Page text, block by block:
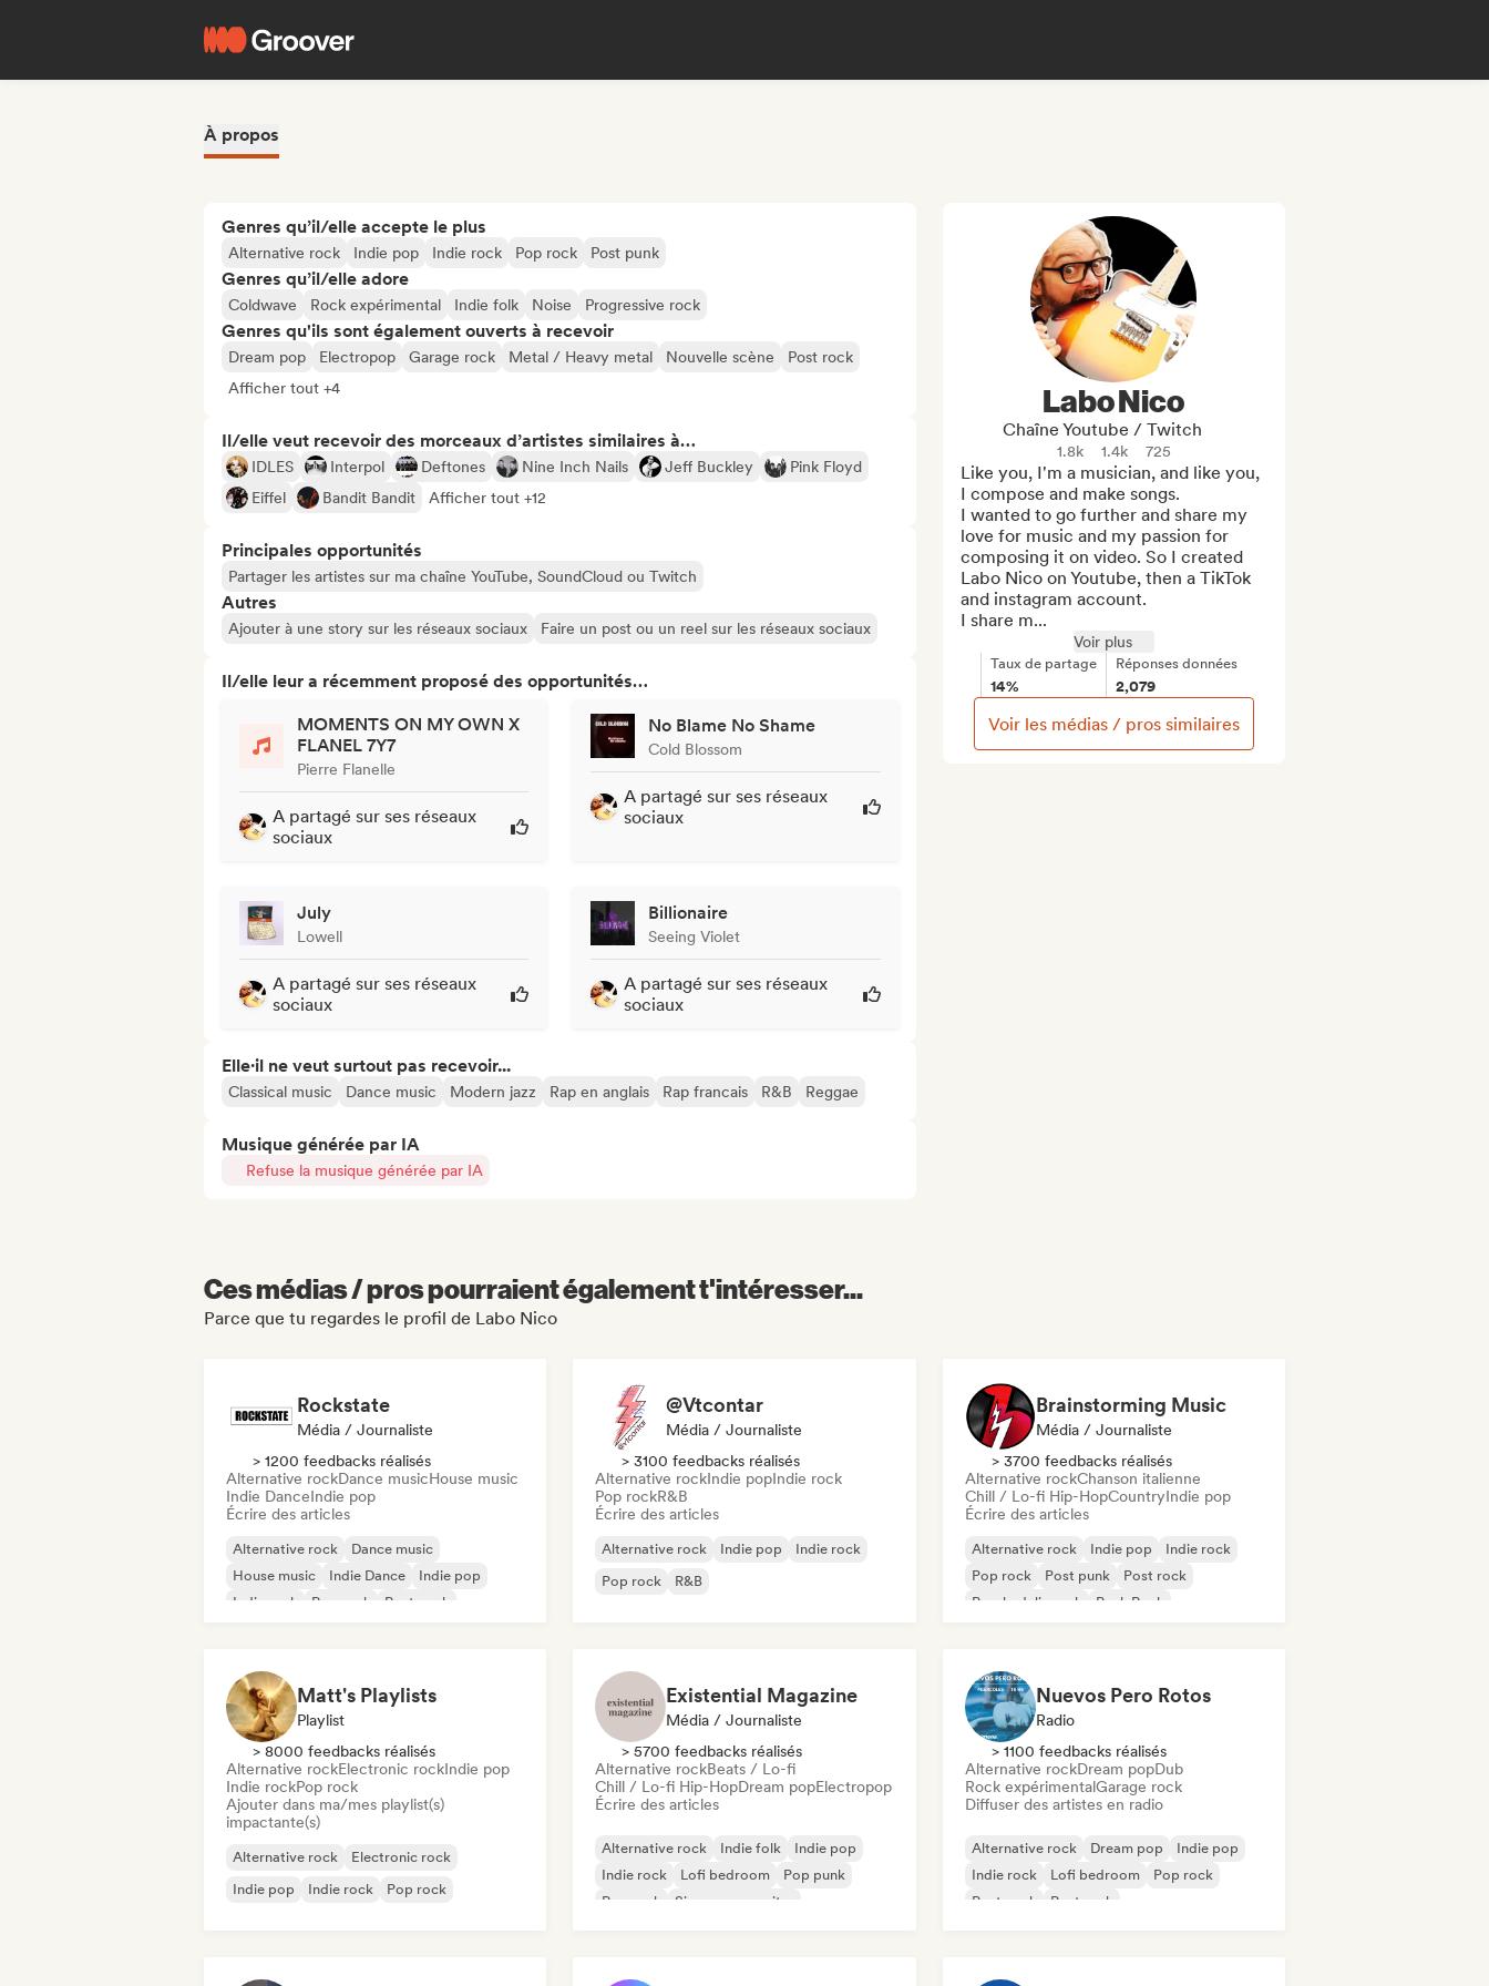
À propos
Genres qu’il/elle accepte le plus
Alternative rock Indie pop Indie rock Pop rock Post punk
Genres qu’il/elle adore
Coldwave Rock expérimental Indie folk Noise Progressive rock
Genres qu'ils sont également ouverts à recevoir
Dream pop Electropop Garage rock Metal / Heavy metal Nouvelle scène
Post rock
Afficher tout +4
Il/elle veut recevoir des morceaux d’artistes similaires à…
IDLES Interpol Deftones Nine Inch Nails Jeff Buckley
Pink Floyd
Eiffel
Bandit Bandit Afficher tout +12
Principales opportunités
Partager les artistes sur ma chaîne YouTube, SoundCloud ou Twitch
Autres
Ajouter à une story sur les réseaux sociaux Faire un post ou un reel sur les réseaux sociaux
Il/elle leur a récemment proposé des opportunités…
MOMENTS ON MY OWN X
FLANEL 7Y7
Pierre Flanelle
A partagé sur ses réseaux
sociaux
No Blame No Shame
Cold Blossom
A partagé sur ses réseaux
sociaux
July
Lowell
A partagé sur ses réseaux
sociaux
Billionaire
Seeing Violet
A partagé sur ses réseaux
sociaux
Elle·il ne veut surtout pas recevoir...
Classical music Dance music Modern jazz Rap en anglais Rap francais R&B Reggae
Musique générée par IA
Refuse la musique générée par IA
Labo Nico
Chaîne Youtube / Twitch
1.8k 1.4k 725
Like you, I'm a musician, and like you,
I compose and make songs.
I wanted to go further and share my
love for music and my passion for
composing it on video. So I created
Labo Nico on Youtube, then a TikTok
and instagram account.
I share m...
Voir plus
Taux de partage
14%
Réponses données
2,079
Voir les médias / pros similaires
Ces médias / pros pourraient également t'intéresser...
Parce que tu regardes le profil de Labo Nico
Rockstate
Média / Journaliste
> 1200 feedbacks réalisés
Alternative rockDance musicHouse music
Indie DanceIndie pop
Écrire des articles
Alternative rock
Dance music
House music
Indie Dance
Indie pop
Indie rock
Pop rock Post punk
@Vtcontar
Média / Journaliste
> 3100 feedbacks réalisés
Alternative rockIndie popIndie rock
Pop rockR&B
Écrire des articles
Alternative rock Indie pop
Indie rock
Pop rock
R&B
Brainstorming Music
Média / Journaliste
> 3700 feedbacks réalisés
Alternative rockChanson italienne
Chill / Lo-fi Hip-HopCountryIndie pop
Écrire des articles
Alternative rock Indie pop
Indie rock
Pop rock
Post punk
Post rock
Psychedelic rock
Punk Rock
Matt's Playlists
Playlist
> 8000 feedbacks réalisés
Alternative rockElectronic rockIndie pop
Indie rockPop rock
Ajouter dans ma/mes playlist(s)
impactante(s)
Alternative rock
Electronic rock
Indie pop
Indie rock Pop rock
Existential Magazine
Média / Journaliste
> 5700 feedbacks réalisés
Alternative rockBeats / Lo-fi
Chill / Lo-fi Hip-HopDream popElectropop
Écrire des articles
Alternative rock Indie folk
Indie pop
Indie rock
Lofi bedroom
Pop punk
Pop rock
Singer-songwriter
Nuevos Pero Rotos
Radio
> 1100 feedbacks réalisés
Alternative rockDream popDub
Rock expérimentalGarage rock
Diffuser des artistes en radio
Alternative rock Dream pop
Indie pop
Indie rock
Lofi bedroom
Pop rock
Post punk
Post rock